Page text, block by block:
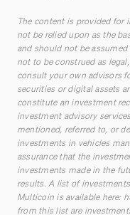
The content is provided for
not be relied upon as the
and should not be
not to be construed as
consult your own advisors
securities or digital assets
constitute an investment
investment advisory
mentioned, referred to, or
investments in vehicles
assurance that the
investments made in the
results. A list of
Multicoin is available here:
from this list are